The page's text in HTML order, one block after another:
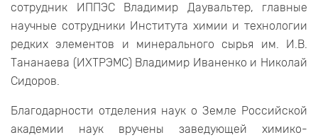
сотрудник ИППЭС Владимир Даувальтер, главные
научные сотрудники Института химии и технологии
редких элементов и минерального сырья им. И.В.
Тананаева (ИХТРЭМС) Владимир Иваненко и Николай
Сидоров.
Благодарности отделения наук о Земле Российской
академии наук вручены заведующей химико-